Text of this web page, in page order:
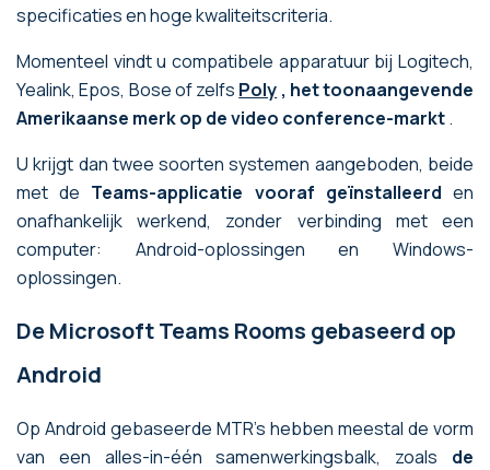
specificaties en hoge kwaliteitscriteria.
Momenteel vindt u compatibele apparatuur bij Logitech,
Yealink, Epos, Bose of zelfs Poly , het toonaangevende
Amerikaanse merk op de video conference-markt.
U krijgt dan twee soorten systemen aangeboden, beide
met de Teams-applicatie vooraf geïnstalleerd en
onafhankelijk werkend, zonder verbinding met een
computer: Android-oplossingen en Windows-
oplossingen.
De Microsoft Teams Rooms gebaseerd op
Android
Op Android gebaseerde MTR's hebben meestal de vorm
van een alles-in-één samenwerkingsbalk, zoals de